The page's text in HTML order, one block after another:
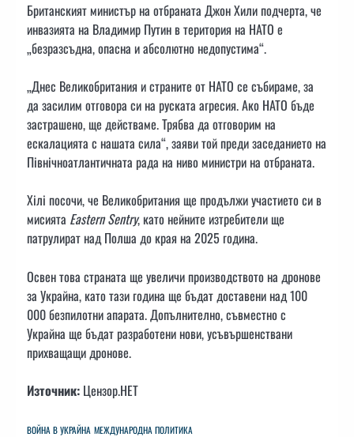
Британският министър на отбраната Джон Хили подчерта, че
инвазията на Владимир Путин в територия на НАТО е
„безразсъдна, опасна и абсолютно недопустима“.
„Днес Великобритания и страните от НАТО се събираме, за
да засилим отговора си на руската агресия. Ако НАТО бъде
застрашено, ще действаме. Трябва да отговорим на
ескалацията с нашата сила“, заяви той преди заседанието на
Північноатлантичната рада на ниво министри на отбраната.
Хілі посочи, че Великобритания ще продължи участието си в
мисията Eastern Sentry, като нейните изтребители ще
патрулират над Полша до края на 2025 година.
Освен това страната ще увеличи производството на дронове
за Украйна, като тази година ще бъдат доставени над 100
000 безпилотни апарата. Допълнително, съвместно с
Украйна ще бъдат разработени нови, усъвършенствани
прихващащи дронове.
Източник: Цензор.НЕТ
ВОЙНА В УКРАЙНА МЕЖДУНАРОДНА ПОЛИТИКА